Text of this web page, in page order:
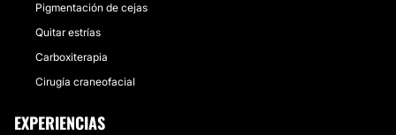
Pigmentación de cejas
Quitar estrías
Carboxiterapia
Cirugía craneofacial
EXPERIENCIAS